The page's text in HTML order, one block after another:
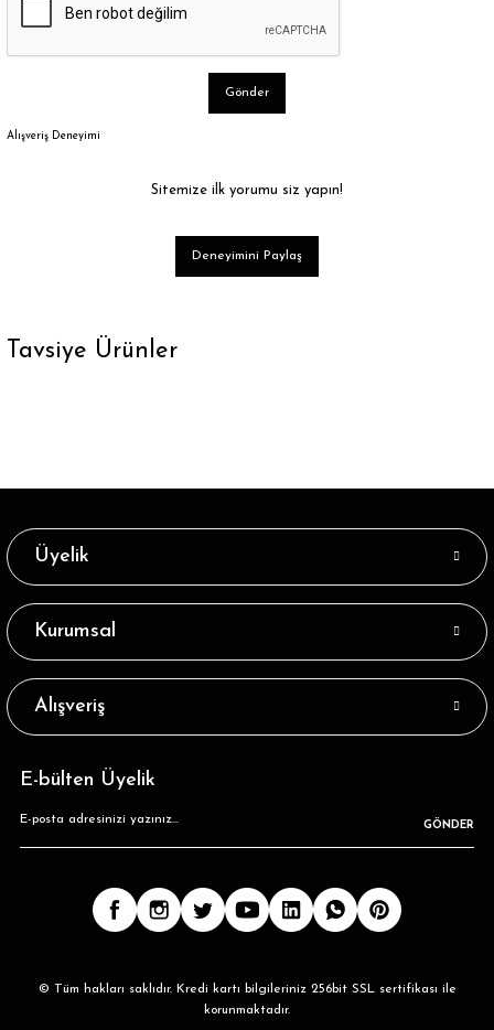
Gönder
Alışveriş Deneyimi
Sitemize ilk yorumu siz yapın!
Deneyimini Paylaş
Tavsiye Ürünler
Tükendi
Siyah Renk Beyaz Cute Yazılı Soket Çorap
25,59 ₺
Beyaz Renk Siyah Cute Yazılı Soket Çorap
Üyelik
Kurumsal
Alışveriş
E-bülten Üyelik
GÖNDER
© Tüm hakları saklıdır. Kredi kartı bilgileriniz 256bit SSL sertifikası ile
korunmaktadır.